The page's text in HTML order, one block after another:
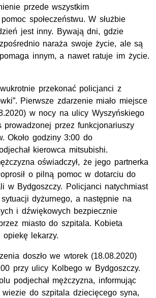
przede wszystkim
społeczeństwu. W służbie
jest inny. Bywają dni, gdzie
naraża swoje życie, ale są
innym, a nawet ratuje im życie.
przekonać policjanci z
Pierwsze zdarzenie miało miejsce
w nocy na ulicy Wyszyńskiego
prowadzonej przez funkcjonariuszy
Około godziny 3:00 do
kierowca mitsubishi.
oświadczył, że jego partnerka
o pilną pomoc w dotarciu do
w Bydgoszczy. Policjanci natychmiast
dyżurnego, a następnie na
i dźwiękowych bezpiecznie
miasto do szpitala. Kobieta
opiekę lekarzy.
doszło we wtorek (18.08.2020)
przy ulicy Kolbego w Bydgoszczy.
podjechał mężczyzna, informując
wiezie do szpitala dziecięcego syna,